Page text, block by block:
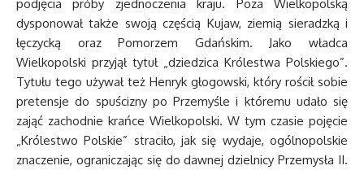
podjęcia próby zjednoczenia kraju. Poza Wielkopolską
dysponował także swoją częścią Kujaw, ziemią sieradzką i
łęczycką oraz Pomorzem Gdańskim. Jako władca
Wielkopolski przyjął tytuł „dziedzica Królestwa Polskiego”.
Tytułu tego używał też Henryk głogowski, który rościł sobie
pretensje do spuścizny po Przemyśle i któremu udało się
zająć zachodnie krańce Wielkopolski. W tym czasie pojęcie
„Królestwo Polskie” straciło, jak się wydaje, ogólnopolskie
znaczenie, ograniczając się do dawnej dzielnicy Przemysła II.